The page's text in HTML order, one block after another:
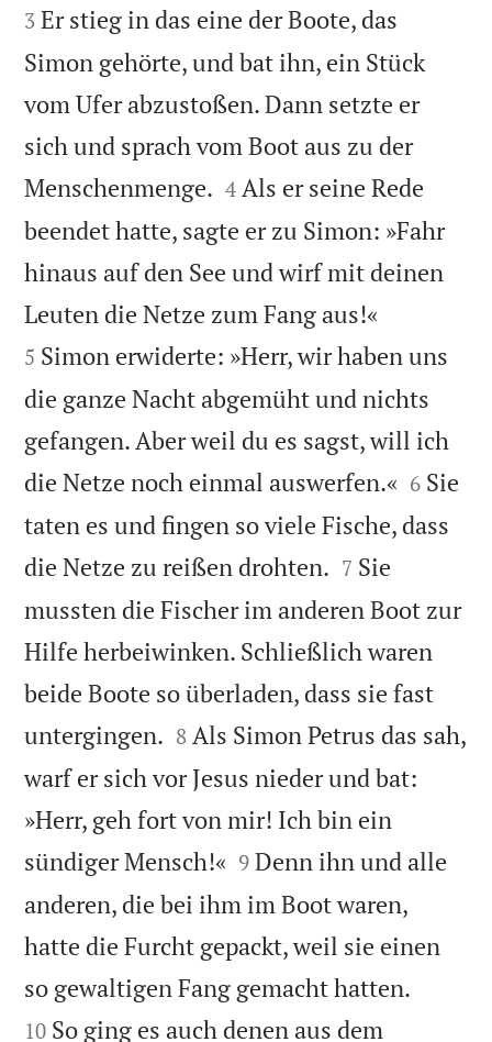
3 Er stieg in das eine der Boote, das
Simon gehörte, und bat ihn, ein Stück
vom Ufer abzustoßen. Dann setzte er
sich und sprach vom Boot aus zu der
Menschenmenge. 

4 Als er seine Rede
beendet hatte, sagte er zu Simon: »Fahr
hinaus auf den See und wirf mit deinen
Leuten die Netze zum Fang aus!«
5 Simon erwiderte: »Herr, wir haben uns
die ganze Nacht abgemüht und nichts
gefangen. Aber weil du es sagst, will ich
die Netze noch einmal auswerfen.« 

6 Sie
taten es und fingen so viele Fische, dass
die Netze zu reißen drohten. 

7 Sie
mussten die Fischer im anderen Boot zur
Hilfe herbeiwinken. Schließlich waren
beide Boote so überladen, dass sie fast
untergingen. 

8 Als Simon Petrus das sah,
warf er sich vor Jesus nieder und bat:
»Herr, geh fort von mir! Ich bin ein
sündiger Mensch!« 

9 Denn ihn und alle
anderen, die bei ihm im Boot waren,
hatte die Furcht gepackt, weil sie einen
so gewaltigen Fang gemacht hatten.
10 So ging es auch denen aus dem